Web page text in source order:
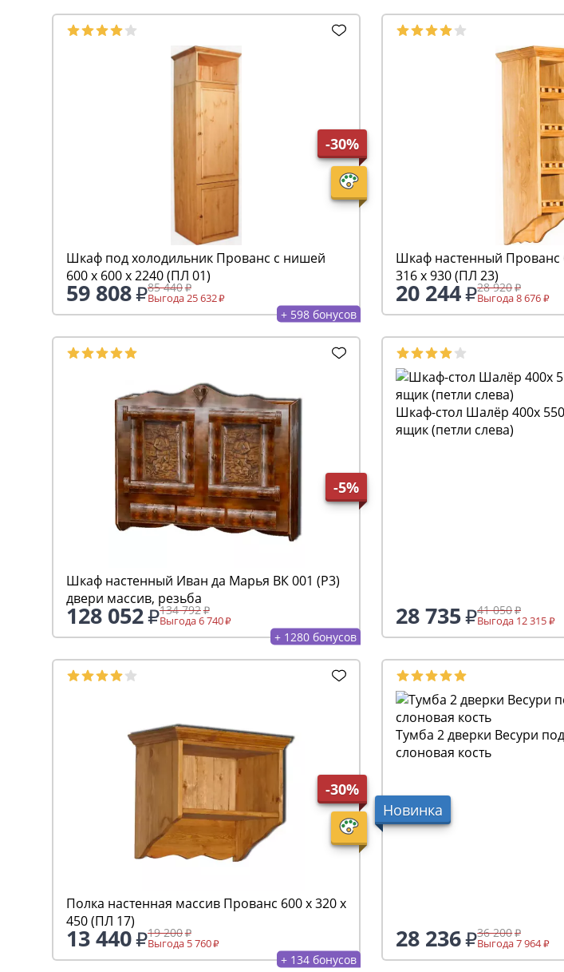
-30%
Шкаф под холодильник Прованс с нишей
600 х 600 х 2240 (ПЛ 01)
59 808 85 440
Выгода 25 632
+ 598 бонусов
Шкаф настенный Прованс
316 х 930 (ПЛ 23)
20 244 28 920
Выгода 8 676
-5%
Шкаф настенный Иван да Марья ВК 001 (Р3)
двери массив, резьба
128 052 134 792
Выгода 6 740
+ 1280 бонусов
Шкаф-стол Шалёр 400х 550
ящик (петли слева)
28 735 41 050
Выгода 12 315
-30%
Полка настенная массив Прованс 600 х 320 х
450 (ПЛ 17)
13 440 19 200
Выгода 5 760
+ 134 бонусов
Новинка
Тумба 2 дверки Весури
слоновая кость
28 236 36 200
Выгода 7 964